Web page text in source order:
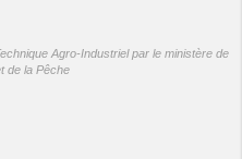
Agro-Industriel par le ministère de
de la Pêche